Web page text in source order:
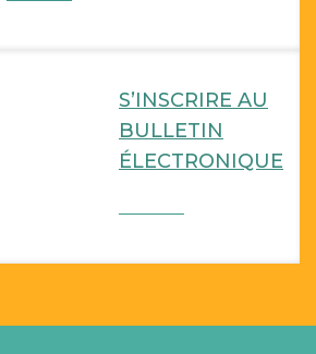
S’INSCRIRE AU
BULLETIN
ÉLECTRONIQUE